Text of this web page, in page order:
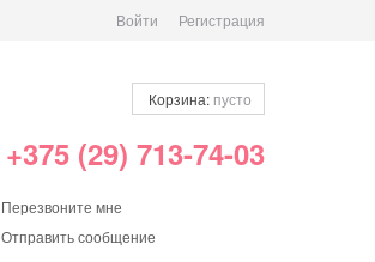
Войти Регистрация
Корзина: пусто
+375 (29) 713-74-03
Перезвоните мне
Отправить сообщение